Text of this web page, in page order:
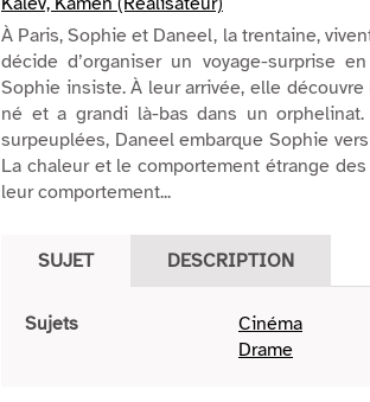
À Paris, Sophie et Daneel, la trentaine,
décide d’organiser un voyage-surprise
Sophie insiste. À leur arrivée, elle
né et a grandi là-bas dans un
surpeuplées, Daneel embarque Sophie
La chaleur et le comportement étrange
leur comportement...
SUJET DESCRIPTION
Sujets
Cinéma
Drame